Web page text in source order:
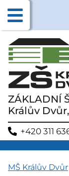
ZÁKLADNÍ
Králův
+420 311
MŠ Králův Dvůr